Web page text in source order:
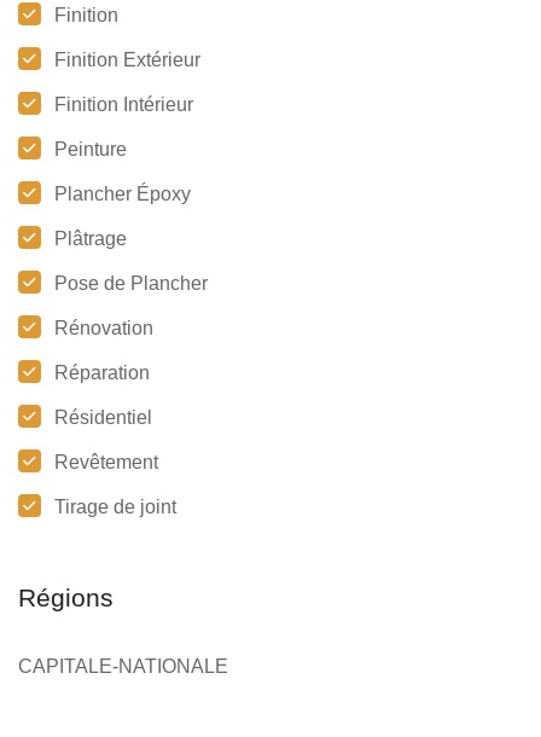
Finition
Finition Extérieur
Finition Intérieur
Peinture
Plancher Époxy
Plâtrage
Pose de Plancher
Rénovation
Réparation
Résidentiel
Revêtement
Tirage de joint
Régions
CAPITALE-NATIONALE